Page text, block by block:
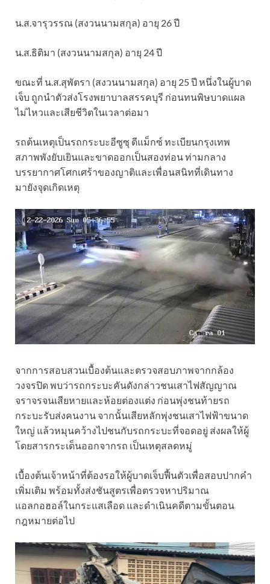
น.ส.จารุวรรณ (สงวนนามสกุล) อายุ 26 ปี
น.ส.ธิติมา (สงวนนามสกุล) อายุ 24 ปี
ขณะที่ น.ส.สุพัตรา (สงวนนามสกุล) อายุ 25 ปี หนึ่งในผู้บาด
เจ็บ ถูกนำตัวส่งโรงพยาบาลสรรคบุรี ก่อนทนพิษบาดแผล
ไม่ไหวและเสียชีวิตในเวลาต่อมา
รถต้นเหตุเป็นรถกระบะอีซูซุ ดีแม็กซ์ ทะเบียนกรุงเทพ
สภาพพังยับเยินและขาดออกเป็นสองท่อน ท่ามกลาง
บรรยากาศโศกเศร้าของญาติและเพื่อนสนิทที่เดินทาง
มายังจุดเกิดเหตุ
จากการสอบสวนเบื้องต้นและตรวจสอบภาพจากกล้อง
วงจรปิด พบว่ารถกระบะคันดังกล่าวชนเสาไฟสัญญาณ
จราจรจนเสียหายและห้อยต่องแต่ง ก่อนพุ่งชนท้ายรถ
กระบะรับส่งคนงาน จากนั้นเสียหลักพุ่งชนเสาไฟฟ้าขนาด
ใหญ่ แล้วหมุนคว้างไปชนกับรถกระบะที่จอดอยู่ ส่งผลให้ผู้
โดยสารกระเด็นออกจากรถ เป็นเหตุสลดหมู่
เบื้องต้นเจ้าหน้าที่ต้องรอให้ผู้บาดเจ็บฟื้นตัวเพื่อสอบปากคำ
เพิ่มเติม พร้อมทั้งส่งชันสูตรเพื่อตรวจหาปริมาณ
แอลกอฮอล์ในกระแสเลือด และดำเนินคดีตามขั้นตอน
กฎหมายต่อไป